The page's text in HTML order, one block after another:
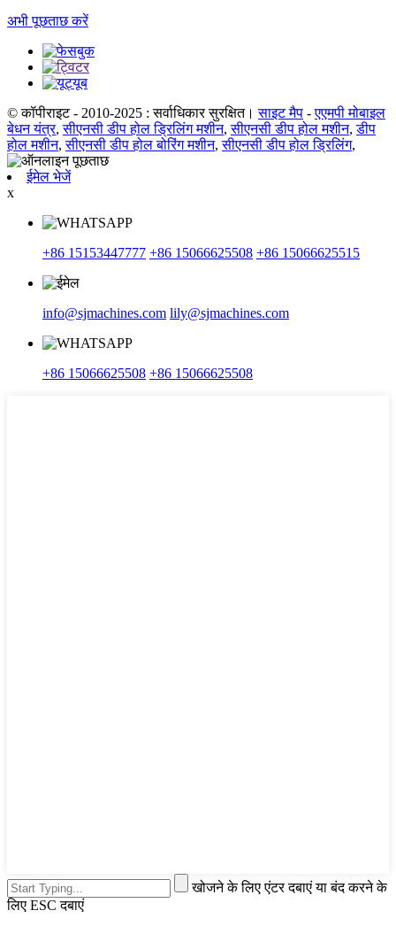
अभी पूछताछ करें
© कॉपीराइट - 2010-2025 : सर्वाधिकार सुरक्षित। साइट मैप -एएमपी मोबाइल
बेधन यंत्र,सीएनसी डीप होल ड्रिलिंग मशीन,सीएनसी डीप होल मशीन,डीप
होल मशीन,सीएनसी डीप होल बोरिंग मशीन,सीएनसी डीप होल ड्रिलिंग,
ईमेल भेजें
x
+86 15153447777 +86 15066625508 +86 15066625515
info@sjmachines.com lily@sjmachines.com
+86 15066625508 +86 15066625508
खोजने के लिए एंटर दबाएं या बंद करने के
लिए ESC दबाएं